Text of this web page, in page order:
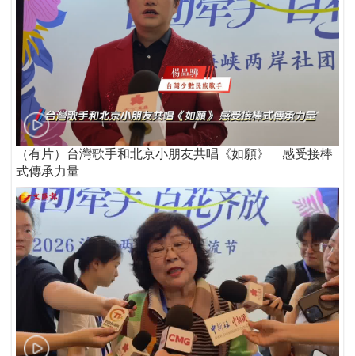
（有片）台灣歌手和北京小朋友共唱《如願》 感受接棒
式傳承力量